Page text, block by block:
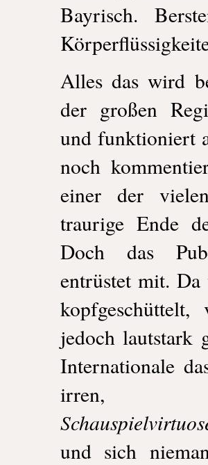
Bayrisch.
Alles das wird
der großen
und funktioniert
noch
einer der
traurige Ende
Doch das
entrüstet mit. Da
jedoch lautstark
Internationale
irren,
und sich